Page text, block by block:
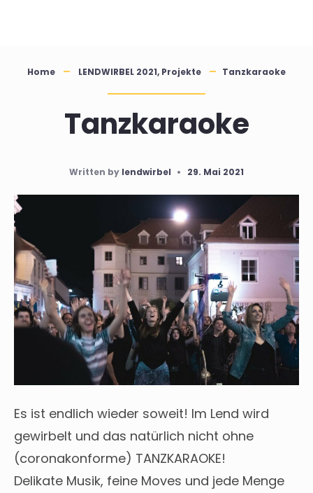
Home LENDWIRBEL 2021, Projekte Tanzkaraoke
Tanzkaraoke
Written by lendwirbel • 29. Mai 2021
Es ist endlich wieder soweit! Im Lend wird
gewirbelt und das natürlich nicht ohne
(coronakonforme) TANZKARAOKE!
Delikate Musik, feine Moves und jede Menge